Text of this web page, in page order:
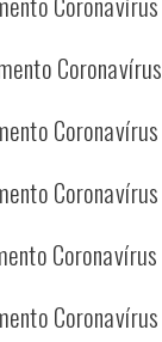
Coronavírus
Coronavírus
Coronavírus
Coronavírus
Coronavírus